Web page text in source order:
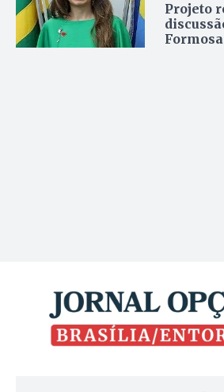
Projeto
Formosa